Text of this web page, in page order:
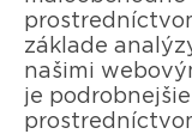
základe
našimi
je